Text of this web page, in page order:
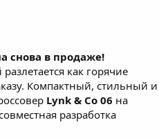
снова в продаже!
как горячие
Компактный, стильный и
Lynk & Co 06 на
разработка